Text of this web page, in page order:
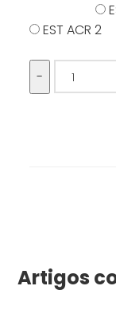
EST ACR 2
Artigos